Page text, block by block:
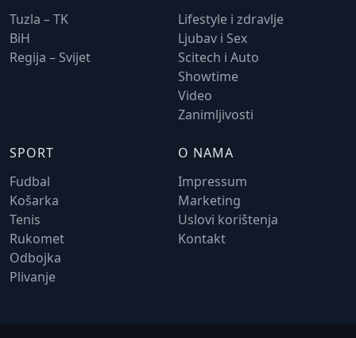
Tuzla – TK
BiH
Regija – Svijet
Lifestyle i zdravlje
Ljubav i Sex
Scitech i Auto
Showtime
Video
Zanimljivosti
SPORT
Fudbal
Košarka
Tenis
Rukomet
Odbojka
Plivanje
O NAMA
Impressum
Marketing
Uslovi korištenja
Kontakt